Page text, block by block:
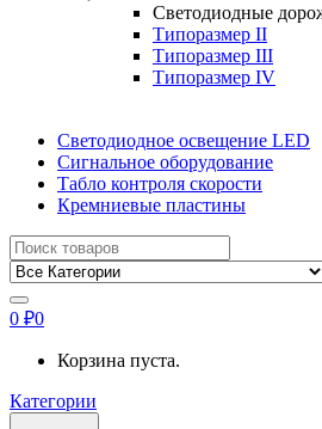
Светодиодные
Типоразмер II
Типоразмер III
Типоразмер IV
Светодиодное освещение LED
Сигнальное оборудование
Табло контроля скорости
Кремниевые пластины
Найти:
0 ₽0
Корзина пуста.
Категории